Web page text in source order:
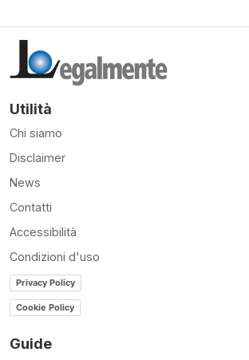
Utilità
Chi siamo
Disclaimer
News
Contatti
Accessibilità
Condizioni d'uso
Privacy Policy
Cookie Policy
Guide